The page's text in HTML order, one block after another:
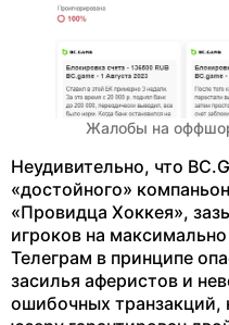
Жалобы на
Неудивительно, что
«достойного»
«Провидца Хоккея»,
игроков на
Телеграм в принципе
засилья аферистов и
ошибочных транзакций,